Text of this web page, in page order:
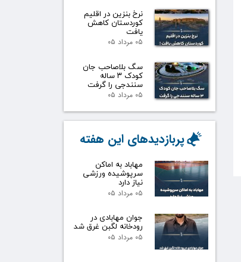
نرخ بنزین در اقلیم
کوردستان کاهش
یافت
۰۵ مرداد ۰۵
سگ بلاصاحب جان
کودک ۳ ساله
سنندجی را گرفت
۰۵ مرداد ۰۵
مهاباد به اماکن
سرپوشیده ورزشی
نیاز دارد
۰۵ مرداد ۰۵
جوان مهابادی در
رودخانه لگبن غرق شد
۰۵ مرداد ۰۵
پربازدیدهای این هفته